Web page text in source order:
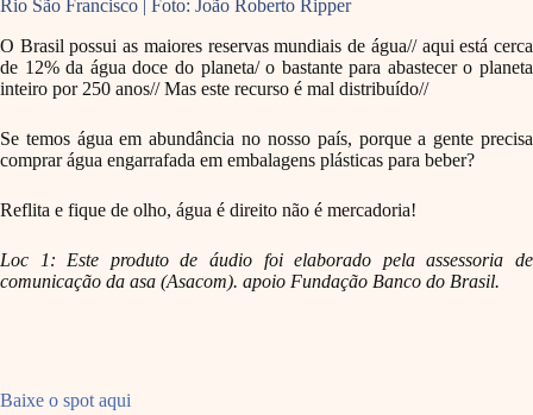
Rio São Francisco | Foto: João Roberto Ripper
O Brasil possui as maiores reservas mundiais de água// aqui está cerca
de 12% da água doce do planeta/ o bastante para abastecer o planeta
inteiro por 250 anos// Mas este recurso é mal distribuído//
Se temos água em abundância no nosso país, porque a gente precisa
comprar água engarrafada em embalagens plásticas para beber?
Reflita e fique de olho, água é direito não é mercadoria!
Loc 1: Este produto de áudio foi elaborado pela assessoria de
comunicação da asa (Asacom). apoio Fundação Banco do Brasil.
Baixe o spot aqui